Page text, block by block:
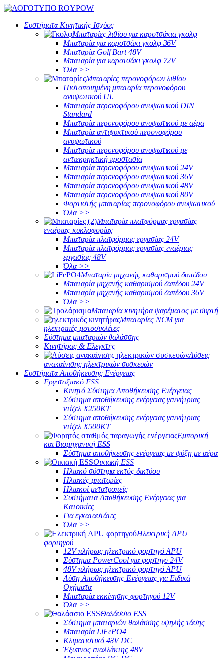
Συστήματα Κινητικής Ισχύος
Μπαταρίες λιθίου για καροτσάκια γκολφ
Μπαταρία για καροτσάκι γκολφ 36V
Μπαταρία Golf Bart 48V
Μπαταρία για καροτσάκι γκολφ 72V
Όλα >>
Μπαταρίες περονοφόρων λιθίου
Πιστοποιημένη μπαταρία περονοφόρου
ανυψωτικού UL
Μπαταρία περονοφόρου ανυψωτικού DIN
Standard
Μπαταρία περονοφόρου ανυψωτικού με αέρα
Μπαταρία αντιψυκτικού περονοφόρου
ανυψωτικού
Μπαταρία περονοφόρου ανυψωτικού με
αντιεκρηκτική προστασία
Μπαταρία περονοφόρου ανυψωτικού 24V
Μπαταρία περονοφόρου ανυψωτικού 36V
Μπαταρία περονοφόρου ανυψωτικού 48V
Μπαταρία περονοφόρου ανυψωτικού 80V
Φορτιστής μπαταρίας περονοφόρου ανυψωτικού
Όλα >>
Μπαταρία πλατφόρμας εργασίας
εναέριας κυκλοφορίας
Μπαταρία πλατφόρμας εργασίας 24V
Μπαταρία πλατφόρμας εργασίας εναέριας
εργασίας 48V
Όλα >>
Μπαταρία μηχανής καθαρισμού δαπέδου
Μπαταρία μηχανής καθαρισμού δαπέδου 24V
Μπαταρία μηχανής καθαρισμού δαπέδου 36V
Όλα >>
Μπαταρία κινητήρα ψαρέματος με συρτή
Μπαταρίες NCM για
ηλεκτρικές μοτοσικλέτες
Σύστημα μπαταριών θαλάσσης
Κινητήρας & Ελεγκτής
Λύσεις
ανακαίνισης ηλεκτρικών συσκευών
Συστήματα Αποθήκευσης Ενέργειας
Εργοταξιακό ESS
Κινητό Σύστημα Αποθήκευσης Ενέργειας
Σύστημα αποθήκευσης ενέργειας γεννήτριας
ντίζελ X250KT
Σύστημα αποθήκευσης ενέργειας γεννήτριας
ντίζελ X500KT
Εμπορική
και Βιομηχανική ESS
Σύστημα αποθήκευσης ενέργειας με ψύξη με αέρα
Οικιακή ESS
Ηλιακό σύστημα εκτός δικτύου
Ηλιακές μπαταρίες
Ηλιακοί μετατροπείς
Συστήματα Αποθήκευσης Ενέργειας για
Κατοικίες
Για εγκαταστάτες
Όλα >>
Ηλεκτρική APU
φορτηγού
12V πλήρως ηλεκτρικό φορτηγό APU
Σύστημα PowerCool για φορτηγό 24V
48V πλήρως ηλεκτρικό φορτηγό APU
Λύση Αποθήκευσης Ενέργειας για Ειδικά
Οχήματα
Μπαταρία εκκίνησης φορτηγού 12V
Όλα >>
Θαλάσσιο ESS
Σύστημα μπαταριών θαλάσσης υψηλής τάσης
Μπαταρία LiFePO4
Κλιματιστικό 48V DC
Έξυπνος εναλλάκτης 48V